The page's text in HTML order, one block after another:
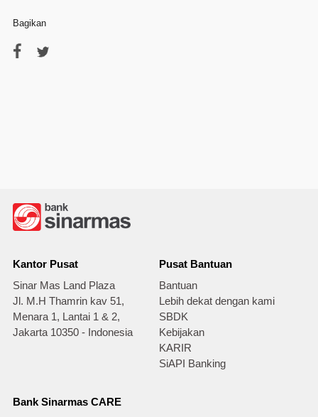
Bagikan
Kantor Pusat
Sinar Mas Land Plaza
Jl. M.H Thamrin kav 51,
Menara 1, Lantai 1 & 2,
Jakarta 10350 - Indonesia
Pusat Bantuan
Bantuan
Lebih dekat dengan kami
SBDK
Kebijakan
KARIR
SiAPI Banking
Bank Sinarmas CARE